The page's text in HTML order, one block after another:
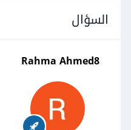
السؤال
Rahma Ahmed8